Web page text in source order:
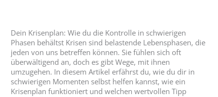
Dein Krisenplan: Wie du die Kontrolle in schwierigen
Phasen behältst Krisen sind belastende Lebensphasen, die
jeden von uns betreffen können. Sie fühlen sich oft
überwältigend an, doch es gibt Wege, mit ihnen
umzugehen. In diesem Artikel erfährst du, wie du dir in
schwierigen Momenten selbst helfen kannst, wie ein
Krisenplan funktioniert und welchen wertvollen Tipp